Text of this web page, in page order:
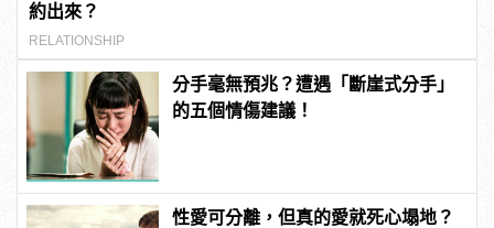
約出來？
RELATIONSHIP
分手毫無預兆？遭遇「斷崖式分手」
的五個情傷建議！
性愛可分離，但真的愛就死心塌地？